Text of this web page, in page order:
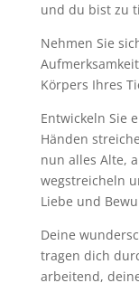
und du bist zu
Nehmen Sie
Körpers Ihres
Entwickeln Sie
Händen
nun alles Alte,
wegstreicheln
Liebe und
Deine
tragen dich
arbeitend,